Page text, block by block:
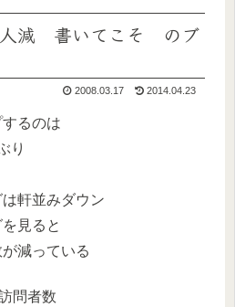
人減 書いてこそ のブ
2008.03.17 2014.04.23
るのは
り
軒並みダウン
見ると
減っている
問者数